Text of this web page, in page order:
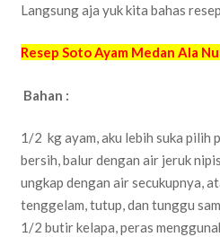
Langsung aja yuk kita bahas
Resep Soto Ayam Medan Ala
Bahan :
1/2 kg ayam, aku lebih suka pilih
bersih, balur dengan air jeruk
ungkap dengan air secukupnya,
tenggelam, tutup, dan tunggu
1/2 butir kelapa, peras